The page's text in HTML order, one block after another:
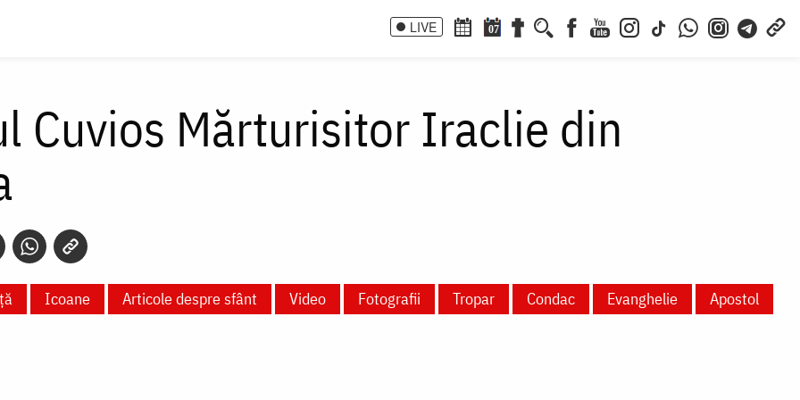
LIVE 07
Cuvios Mărturisitor Iraclie din
Icoane Articole despre sfânt Video Fotografii Tropar Condac Evanghelie Apostol